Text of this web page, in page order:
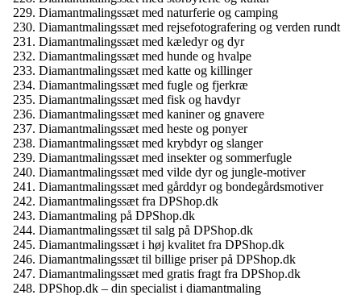
Diamantmalingssæt med naturferie og camping
Diamantmalingssæt med rejsefotografering og verden rundt
Diamantmalingssæt med kæledyr og dyr
Diamantmalingssæt med hunde og hvalpe
Diamantmalingssæt med katte og killinger
Diamantmalingssæt med fugle og fjerkræ
Diamantmalingssæt med fisk og havdyr
Diamantmalingssæt med kaniner og gnavere
Diamantmalingssæt med heste og ponyer
Diamantmalingssæt med krybdyr og slanger
Diamantmalingssæt med insekter og sommerfugle
Diamantmalingssæt med vilde dyr og jungle-motiver
Diamantmalingssæt med gårddyr og bondegårdsmotiver
Diamantmalingssæt fra DPShop.dk
Diamantmaling på DPShop.dk
Diamantmalingssæt til salg på DPShop.dk
Diamantmalingssæt i høj kvalitet fra DPShop.dk
Diamantmalingssæt til billige priser på DPShop.dk
Diamantmalingssæt med gratis fragt fra DPShop.dk
DPShop.dk – din specialist i diamantmaling